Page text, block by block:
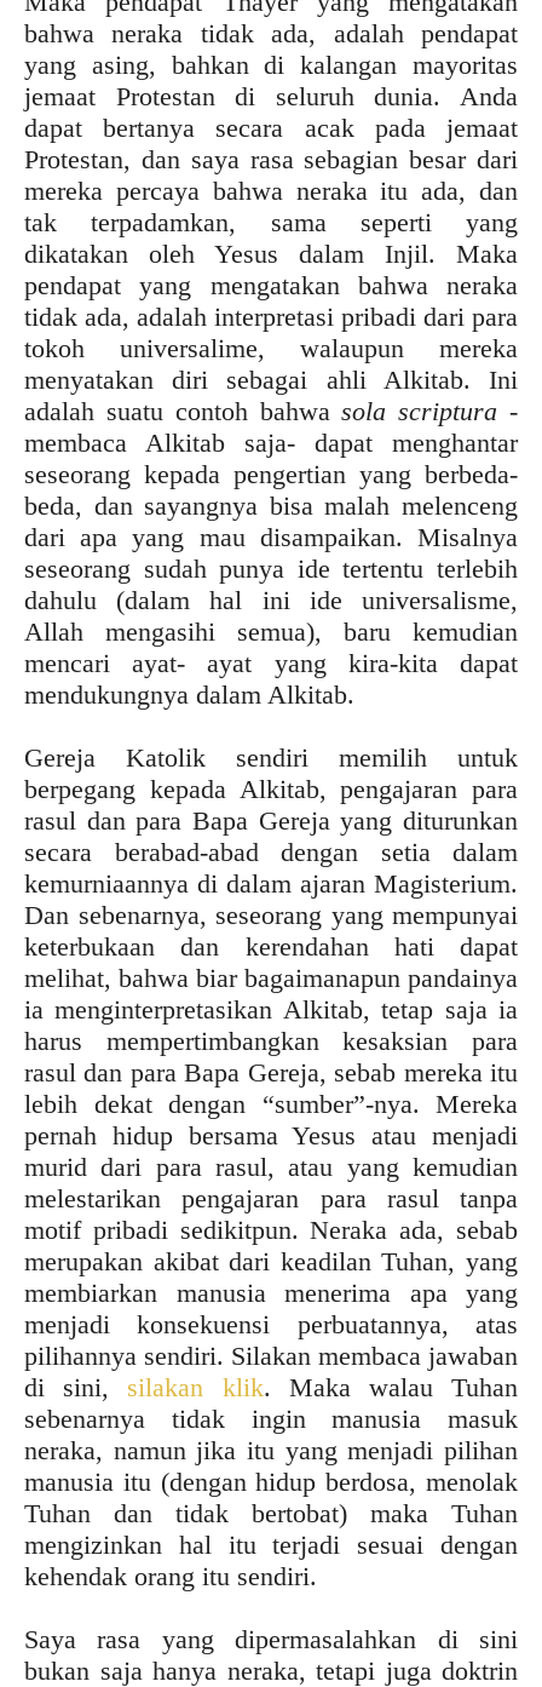
bahwa neraka tidak ada, adalah pendapat
yang asing, bahkan di kalangan mayoritas
jemaat Protestan di seluruh dunia. Anda
dapat bertanya secara acak pada jemaat
Protestan, dan saya rasa sebagian besar dari
mereka percaya bahwa neraka itu ada, dan
tak terpadamkan, sama seperti yang
dikatakan oleh Yesus dalam Injil. Maka
pendapat yang mengatakan bahwa neraka
tidak ada, adalah interpretasi pribadi dari para
tokoh universalime, walaupun mereka
menyatakan diri sebagai ahli Alkitab. Ini
adalah suatu contoh bahwasola scriptura -
membaca Alkitab saja- dapat menghantar
seseorang kepada pengertian yang berbeda-
beda, dan sayangnya bisa malah melenceng
dari apa yang mau disampaikan. Misalnya
seseorang sudah punya ide tertentu terlebih
dahulu (dalam hal ini ide universalisme,
Allah mengasihi semua), baru kemudian
mencari ayat- ayat yang kira-kita dapat
mendukungnya dalam Alkitab.
Gereja Katolik sendiri memilih untuk
berpegang kepada Alkitab, pengajaran para
rasul dan para Bapa Gereja yang diturunkan
secara berabad-abad dengan setia dalam
kemurniaannya di dalam ajaran Magisterium.
Dan sebenarnya, seseorang yang mempunyai
keterbukaan dan kerendahan hati dapat
melihat, bahwa biar bagaimanapun pandainya
ia menginterpretasikan Alkitab, tetap saja ia
harus mempertimbangkan kesaksian para
rasul dan para Bapa Gereja, sebab mereka itu
lebih dekat dengan “sumber”-nya. Mereka
pernah hidup bersama Yesus atau menjadi
murid dari para rasul, atau yang kemudian
melestarikan pengajaran para rasul tanpa
motif pribadi sedikitpun. Neraka ada, sebab
merupakan akibat dari keadilan Tuhan, yang
membiarkan manusia menerima apa yang
menjadi konsekuensi perbuatannya, atas
pilihannya sendiri. Silakan membaca jawaban
di sini, silakan klik. Maka walau Tuhan
sebenarnya tidak ingin manusia masuk
neraka, namun jika itu yang menjadi pilihan
manusia itu (dengan hidup berdosa, menolak
Tuhan dan tidak bertobat) maka Tuhan
mengizinkan hal itu terjadi sesuai dengan
kehendak orang itu sendiri.
Saya rasa yang dipermasalahkan di sini
bukan saja hanya neraka, tetapi juga doktrin